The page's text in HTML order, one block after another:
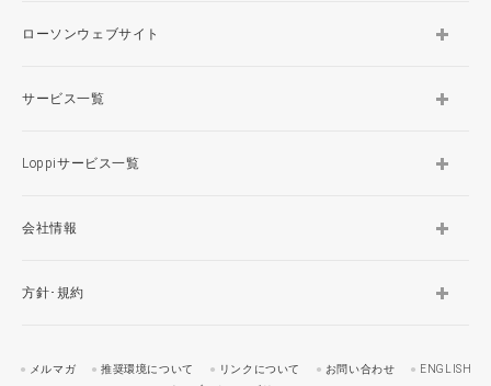
ローソンウェブサイト
サービス一覧
Loppiサービス一覧
会社情報
方針･規約
メルマガ 推奨環境について リンクについて お問い合わせ
ENGLISH